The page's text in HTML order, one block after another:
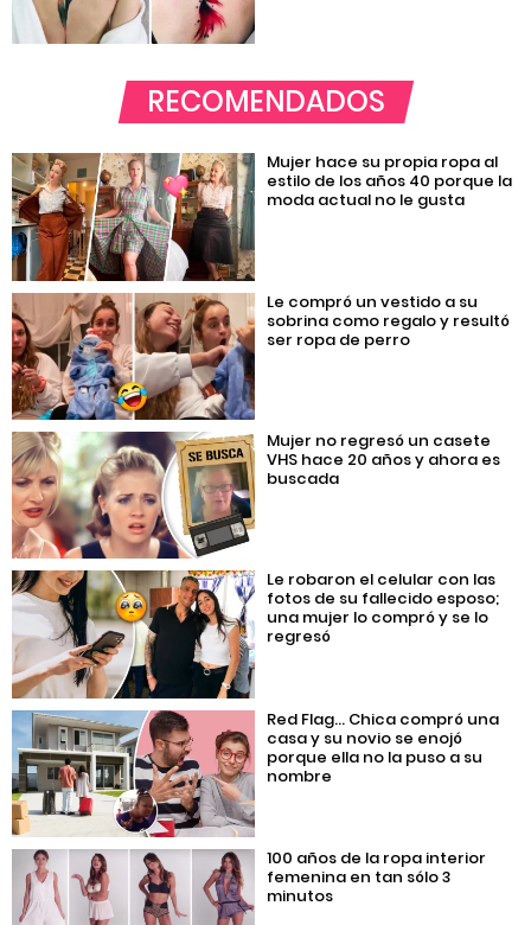
RECOMENDADOS
Mujer hace su propia ropa al
estilo de los años 40 porque la
moda actual no le gusta
Le compró un vestido a su
sobrina como regalo y resultó
ser ropa de perro
Mujer no regresó un casete
VHS hace 20 años y ahora es
buscada
Le robaron el celular con las
fotos de su fallecido esposo;
una mujer lo compró y se lo
regresó
Red Flag… Chica compró una
casa y su novio se enojó
porque ella no la puso a su
nombre
100 años de la ropa interior
femenina en tan sólo 3
minutos